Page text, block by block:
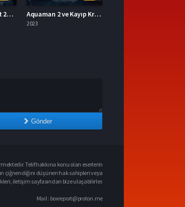
Aquaman 2 ve Kayıp Krallık 2023 – Aquaman 2 ve Kayıp Krallık 1080p Turkce Dublaj izle Mavka Ormanın Şarkısı 2023 – Yerli Film 1080p Turkce Dublaj izle
2023
Gönder
Telif hakkına konu olan eserlerin
çiğnendiğini düşünen hak sahipleri veya
iletişim sayfasından bize ulaşabilirler.
Mail : boxreport@proton.me